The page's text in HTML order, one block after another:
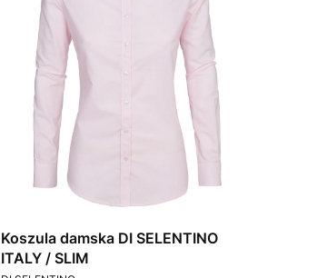
Koszula damska DI SELENTINO
ITALY / SLIM
PRODUCENT